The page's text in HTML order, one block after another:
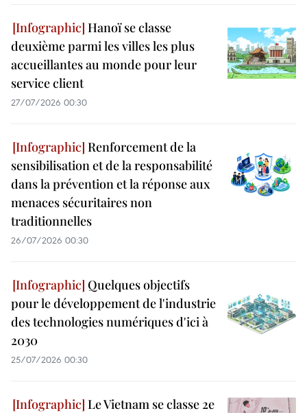
Hanoï se classe
deuxième parmi les villes les plus
accueillantes au monde pour leur
service client
27/07/2026 00:30
Renforcement de la
sensibilisation et de la responsabilité
dans la prévention et la réponse aux
menaces sécuritaires non
traditionnelles
26/07/2026 00:30
Quelques objectifs
pour le développement de l'industrie
des technologies numériques d'ici à
2030
25/07/2026 00:30
Le Vietnam se classe 2e